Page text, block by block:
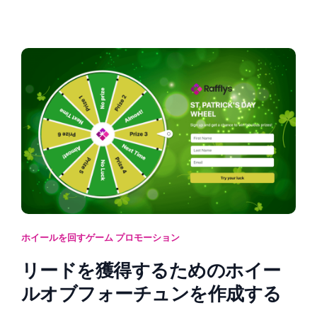
ホイールを回すゲーム プロモーション
リードを獲得するためのホイー
ルオブフォーチュンを作成する